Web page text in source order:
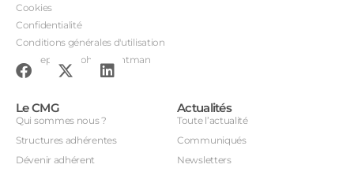
Cookies
Confidentialité
Conditions générales d'utilisation
Conception : John Brightman
Le CMG
Qui sommes nous ?
Structures adhérentes
Dévenir adhérent
Actualités
Toute l’actualité
Communiqués
Newsletters